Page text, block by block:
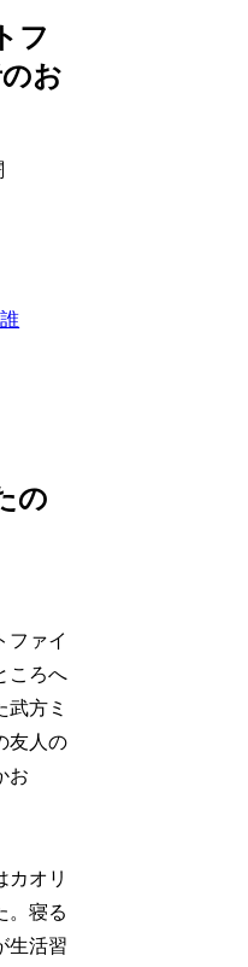
フ
お
の
ファイ
ころへ
武方ミ
友人の
お
カオリ
。寝る
生活習